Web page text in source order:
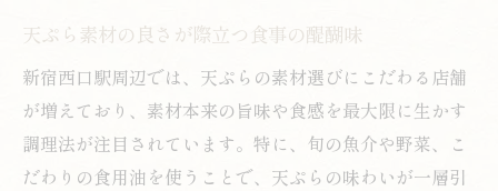
天ぷら素材の良さが際立つ食事の醍醐味
新宿西口駅周辺では、天ぷらの素材選びにこだわる店舗
が増えており、素材本来の旨味や食感を最大限に生かす
調理法が注目されています。特に、旬の魚介や野菜、こ
だわりの食用油を使うことで、天ぷらの味わいが一層引